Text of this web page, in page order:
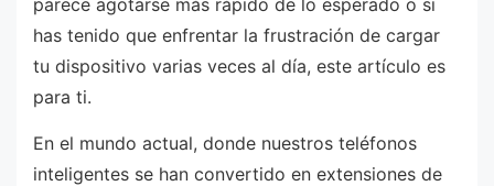
parece agotarse más rápido de lo esperado o si
has tenido que enfrentar la frustración de cargar
tu dispositivo varias veces al día, este artículo es
para ti.
En el mundo actual, donde nuestros teléfonos
inteligentes se han convertido en extensiones de